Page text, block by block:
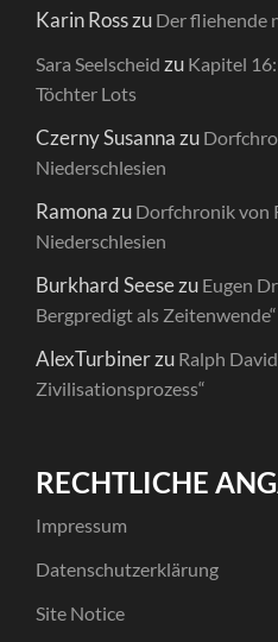
Karin Rosszu Der fliehende
Sara Seelscheid zu Kapitel
Töchter Lots
Czerny Susannazu
Niederschlesien
Ramonazu Dorfchronik von
Niederschlesien
Burkhard Seesezu Eugen
Bergpredigt als Zeitenwende“
AlexTurbinerzu Ralph
Zivilisationsprozess“
RECHTLICHE
Impressum
Datenschutzerklärung
Site Notice